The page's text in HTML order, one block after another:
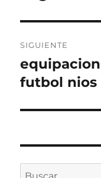
SIGUIENTE
Entrada
siguiente:
futbol nios
Buscar